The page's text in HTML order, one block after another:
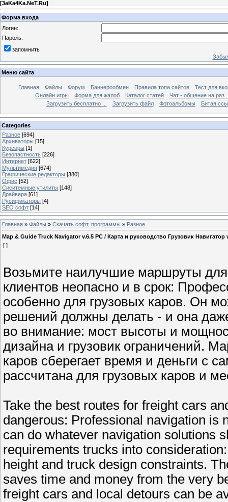
[3aKa4Ka.NeT.Ru]
Форма входа
Логин:
Пароль:
запомнить
Меню сайта
Главная Файлы Форум Баннерообмен Правила топа сайтов
Тест для
Онлайн игры
Форма для жалоб Каталог статей
Чат - общение на
Загрузить бесплатно ...
Загрузить файл Фотоальбомы Битая
Categories
Разное [694]
Архиваторы [15]
Курсоры [1]
Безопастность [226]
Интернет [622]
Мультимедия [674]
Графические редакторы [380]
Офис [52]
Сиситемные утилиты [148]
Драйвера [61]
Русификаторы [4]
SEO софт [14]
Главная » Файлы » Скачать софт, программы » Разное
Map & Guide Truck Navigator v.6.5 PC / Карта и руководство Грузовик Навигатор
[ ]
Возьмите наилучшие маршруты
клиентов неопасно и в срок:
особенно для грузовых каров. Он
решений должны делать - и она
во внимание: мост высоты и
дизайна и грузовик ограничений.
каров сберегает время и деньги с
рассчитана для грузовых каров и
Take the best routes for freight cars
dangerous: Professional navigation is
can do whatever navigation solutions
requirements trucks into
height and truck design constraints.
saves time and money from the very
freight cars and local detours can be